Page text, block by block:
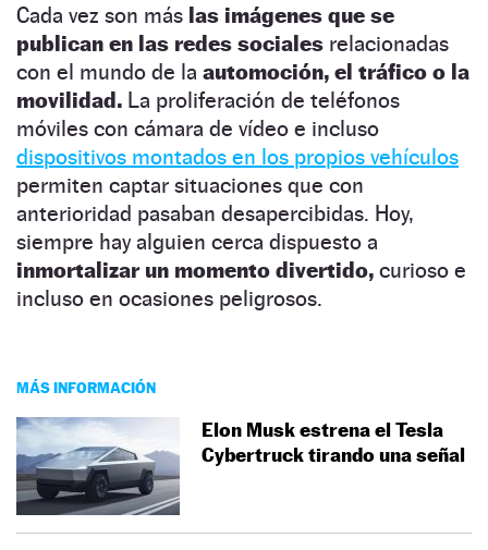
Cada vez son más las imágenes que se
publican en las redes sociales relacionadas
con el mundo de la automoción, el tráfico o la
movilidad. La proliferación de teléfonos
móviles con cámara de vídeo e incluso
dispositivos montados en los propios vehículos
permiten captar situaciones que con
anterioridad pasaban desapercibidas. Hoy,
siempre hay alguien cerca dispuesto a
inmortalizar un momento divertido, curioso e
incluso en ocasiones peligrosos.
MÁS INFORMACIÓN
Elon Musk estrena el Tesla
Cybertruck tirando una señal